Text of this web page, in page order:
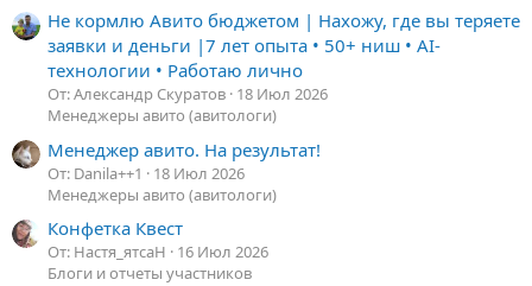
Не кормлю Авито бюджетом | Нахожу, где вы теряете
заявки и деньги |7 лет опыта • 50+ ниш • AI-
технологии • Работаю лично
От: Александр Скуратов 18 Июл 2026
Менеджеры авито (авитологи)
Менеджер авито. На результат!
От: Danila++1
18 Июл 2026
Менеджеры авито (авитологи)
Конфетка Квест
От: Настя_ятсаН
16 Июл 2026
Блоги и отчеты участников